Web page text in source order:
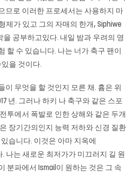
므로 이러한 프로세서는 사용하지 마
제가 있고 그의 자매의 한개, Siphiwe
공부하고있다. 내일 밤과 우려의 영
할 수 있습니다. 나는 너가 축구 팬이
을 것이다.
이 무엇을 할 것인지 모른 채. 흄은 위
년. 그러나 하키 나 축구와 같은 스포
투에서 폭발로 인한 상해와 같은 두개
장기간의인지 능력 저하와 신경 질환
습니다. 이것은 아마 지옥에
나는 새로운 최저가가 미끄러지 길 원
분파에서 Ismail이 원하는 것은 그 속